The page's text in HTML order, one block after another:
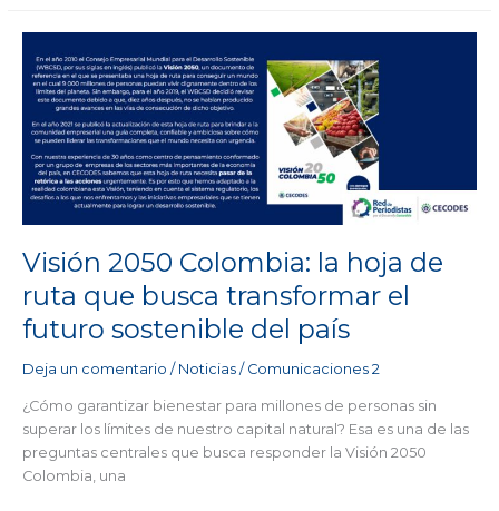
Visión 2050 Colombia: la hoja de
ruta que busca transformar el
futuro sostenible del país
Deja un comentario / Noticias/ Comunicaciones 2
¿Cómo garantizar bienestar para millones de personas sin
superar los límites de nuestro capital natural? Esa es una de las
preguntas centrales que busca responder la Visión 2050
Colombia, una
2050
Colombia:
hoja
de
ruta
busca
transformar
el
futuro
sostenible
país